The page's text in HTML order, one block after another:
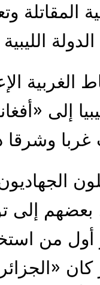
الغربية
إلى
وشرقا
بعضهم إلى
أول من
كان